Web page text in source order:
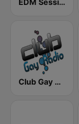
EDM Sessions
Club Gay Radio